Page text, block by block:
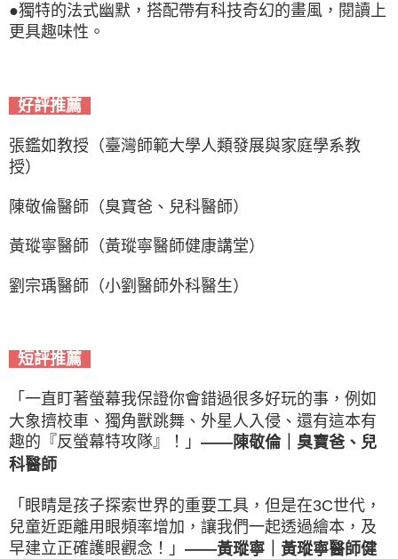
●獨特的法式幽默，搭配帶有科技奇幻的畫風，閱讀上
更具趣味性。
好評推薦
張鑑如教授（臺灣師範大學人類發展與家庭學系教
授）
陳敬倫醫師（臭寶爸、兒科醫師）
黃瑽寧醫師（黃瑽寧醫師健康講堂）
劉宗瑀醫師（小劉醫師外科醫生）
短評推薦
「一直盯著螢幕我保證你會錯過很多好玩的事，例如
大象擠校車、獨角獸跳舞、外星人入侵、還有這本有
趣的『反螢幕特攻隊』！」 ——陳敬倫｜臭寶爸、兒
科醫師
「眼睛是孩子探索世界的重要工具，但是在3C世代，
兒童近距離用眼頻率增加，讓我們一起透過繪本，及
早建立正確護眼觀念！」 ——黃瑽寧
黃瑽寧醫師健